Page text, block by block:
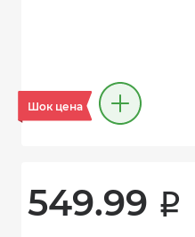
Шок цена
549.99 i